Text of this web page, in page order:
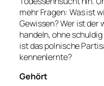
mehr Fragen: Was ist
Gewissen? Wer ist der
handeln, ohne
ist das polnische
kennenlernte?
Gehört